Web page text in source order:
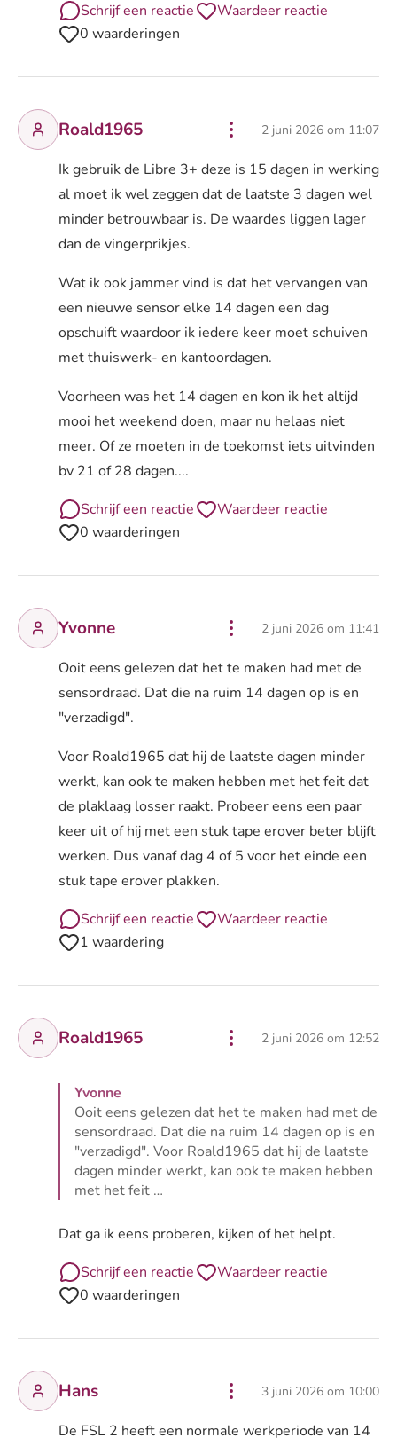
Schrijf een reactie
Waardeer reactie
0 waarderingen
Roald1965 2 juni 2026 om 11:07
Ik gebruik de Libre 3+ deze is 15 dagen in werking
al moet ik wel zeggen dat de laatste 3 dagen wel
minder betrouwbaar is. De waardes liggen lager
dan de vingerprikjes.
Wat ik ook jammer vind is dat het vervangen van
een nieuwe sensor elke 14 dagen een dag
opschuift waardoor ik iedere keer moet schuiven
met thuiswerk- en kantoordagen.
Voorheen was het 14 dagen en kon ik het altijd
mooi het weekend doen, maar nu helaas niet
meer. Of ze moeten in de toekomst iets uitvinden
bv 21 of 28 dagen....
Schrijf een reactie
Waardeer reactie
0 waarderingen
Yvonne 2 juni 2026 om 11:41
Ooit eens gelezen dat het te maken had met de
sensordraad. Dat die na ruim 14 dagen op is en
"verzadigd".
Voor Roald1965 dat hij de laatste dagen minder
werkt, kan ook te maken hebben met het feit dat
de plaklaag losser raakt. Probeer eens een paar
keer uit of hij met een stuk tape erover beter blijft
werken. Dus vanaf dag 4 of 5 voor het einde een
stuk tape erover plakken.
Schrijf een reactie
Waardeer reactie
1 waardering
Roald1965 2 juni 2026 om 12:52
Yvonne
Ooit eens gelezen dat het te maken had met de
sensordraad. Dat die na ruim 14 dagen op is en
"verzadigd". Voor Roald1965 dat hij de laatste
dagen minder werkt, kan ook te maken hebben
met het feit …
Dat ga ik eens proberen, kijken of het helpt.
Schrijf een reactie
Waardeer reactie
0 waarderingen
Hans 3 juni 2026 om 10:00
De FSL 2 heeft een normale werkperiode van 14